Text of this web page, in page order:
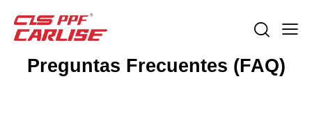
Preguntas Frecuentes (FAQ)